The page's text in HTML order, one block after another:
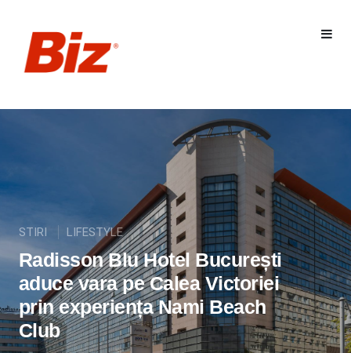
STIRI LIFESTYLE
Radisson Blu Hotel București
aduce vara pe Calea Victoriei
prin experiența Nami Beach
Club